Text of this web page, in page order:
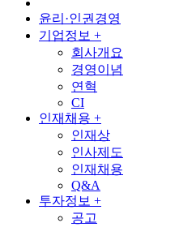
윤리·인권경영
기업정보 +
회사개요
경영이념
연혁
CI
인재채용 +
인재상
인사제도
인재채용
Q&A
투자정보 +
공고